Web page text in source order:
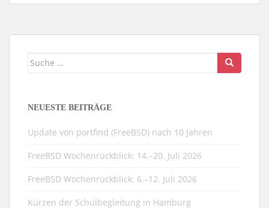
Suche
NEUESTE BEITRÄGE
Update von portfind (FreeBSD) nach 10 Jahren
FreeBSD Wochenrückblick: 14.–20. Juli 2026
FreeBSD Wochenrückblick: 6.–12. Juli 2026
Kürzen der Schulbegleitung in Hamburg